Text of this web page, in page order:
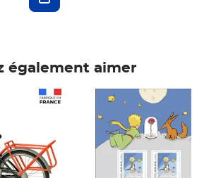
également aimer
Prix 7,50€